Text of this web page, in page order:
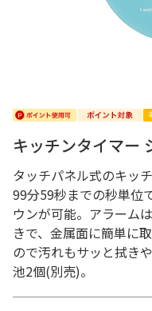
キッチンタイマー
タッチパネル式のキッ
99分59秒までの秒単位
ウンが可能。アラーム
きで、金属面に簡単に
ので汚れもサッと拭き
池2個(別売)。